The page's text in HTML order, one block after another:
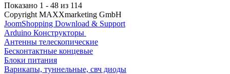
Показано 1 - 48 из 114
Copyright MAXXmarketing GmbH
JoomShopping Download & Support
Arduino Конструкторы
Антенны телескопические
Бесконтактные концевые
Блоки питания
Варикапы, туннельные, свч диоды